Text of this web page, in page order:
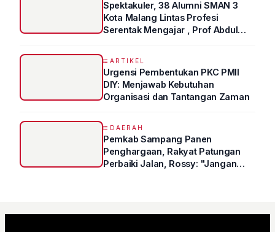
Spektakuler, 38 Alumni SMAN 3
Kota Malang Lintas Profesi
Serentak Mengajar , Prof Abdul
ARTIKEL
Urgensi Pembentukan PKC PMII
DIY: Menjawab Kebutuhan
Organisasi dan Tantangan Zaman
DAERAH
Pemkab Sampang Panen
Penghargaan, Rakyat Patungan
Perbaiki Jalan, Rossy: "Jangan